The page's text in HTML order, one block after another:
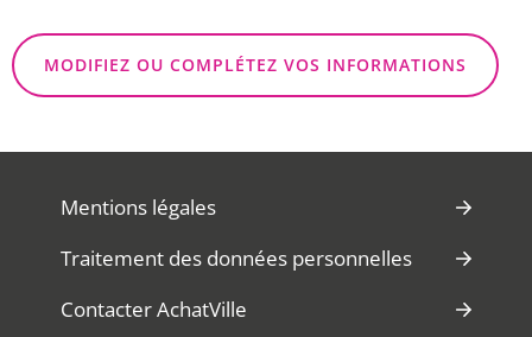
MODIFIEZ OU COMPLÉTEZ VOS INFORMATIONS
Mentions légales
Traitement des données personnelles
Contacter AchatVille